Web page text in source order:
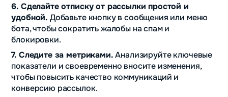
6. Сделайте отписку от рассылки простой и
удобной. Добавьте кнопку в сообщения или меню
бота, чтобы сократить жалобы на спам и
блокировки.
7. Следите за метриками.Анализируйте ключевые
показатели и своевременно вносите изменения,
чтобы повысить качество коммуникаций и
конверсию рассылок.